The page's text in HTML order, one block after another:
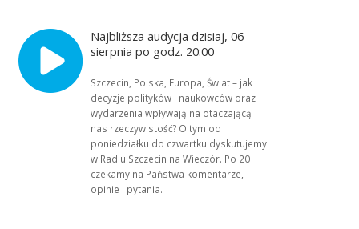
Najbliższa audycja dzisiaj, 06
sierpnia po godz. 20:00
Szczecin, Polska, Europa, Świat – jak
decyzje polityków i naukowców oraz
wydarzenia wpływają na otaczającą
nas rzeczywistość? O tym od
poniedziałku do czwartku dyskutujemy
w Radiu Szczecin na Wieczór. Po 20
czekamy na Państwa komentarze,
opinie i pytania.